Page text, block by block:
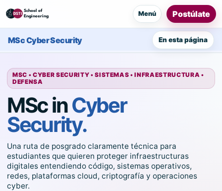
Menú Postúlate
MSc Cyber Security En esta página
MSC • CYBER SECURITY • SISTEMAS • INFRAESTRUCTURA •
DEFENSA
MSc inCyber
Security.
Una ruta de posgrado claramente técnica para
estudiantes que quieren proteger infraestructuras
digitales entendiendo código, sistemas operativos,
redes, plataformas cloud, criptografía y operaciones
cyber.